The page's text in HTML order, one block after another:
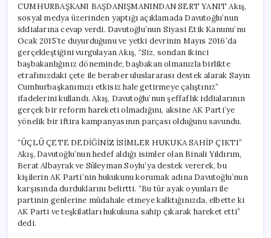
CUMHURBAŞKANI BAŞDANIŞMANINDAN SERT YANIT Akış,
sosyal medya üzerinden yaptığı açıklamada Davutoğlu’nun
iddialarına cevap verdi. Davutoğlu’nun Siyasi Etik Kanunu’nu
Ocak 2015’te duyurduğunu ve yetki devrinin Mayıs 2016’da
gerçekleştiğini vurgulayan Akış, “Siz, sondan ikinci
başbakanlığınız döneminde, başbakan olmanızla birlikte
etrafınızdaki çete ile beraber uluslararası destek alarak Sayın
Cumhurbaşkanımızı etkisiz hale getirmeye çalıştınız”
ifadelerini kullandı. Akış, Davutoğlu’nun şeffaflık iddialarının
gerçek bir reform hareketi olmadığını, aksine AK Parti’ye
yönelik bir iftira kampanyasının parçası olduğunu savundu.
“ÜÇLÜ ÇETE DEDİĞİNİZ İSİMLER HUKUKA SAHİP ÇIKTI”
Akış, Davutoğlu’nun hedef aldığı isimler olan Binali Yıldırım,
Berat Albayrak ve Süleyman Soylu’ya destek vererek, bu
kişilerin AK Parti’nin hukukunu korumak adına Davutoğlu’nun
karşısında durduklarını belirtti. “Bu tür ayak oyunları ile
partinin genlerine müdahale etmeye kalktığınızda, elbette ki
AK Parti ve teşkilatları hukukuna sahip çıkarak hareket etti”
dedi.